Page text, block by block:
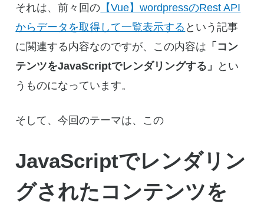
それは、前々回の 【Vue】wordpressのRest API
からデータを取得して一覧表示する という記事
に関連する内容なのですが、この内容は 「コン
テンツをJavaScriptでレンダリングする」
とい
うものになっています。
そして、今回のテーマは、この
JavaScriptでレンダリン
グされたコンテンツを